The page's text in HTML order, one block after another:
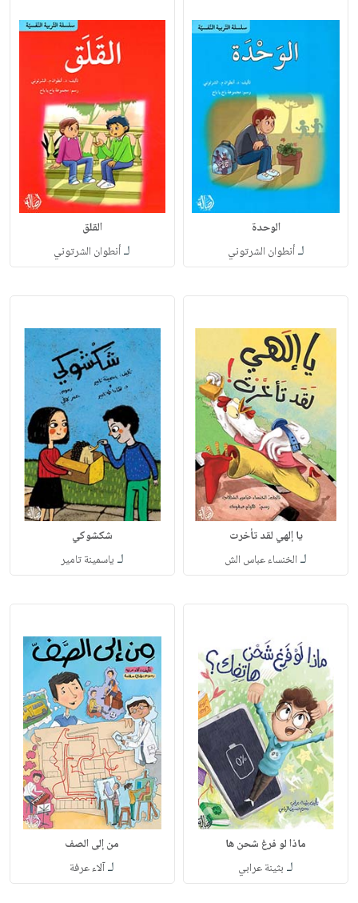
الوحدة
لـأنطوان الشرتوني
القلق
لـأنطوان الشرتوني
يا إلهي لقد تأخرت
لـ الخنساء عباس الش
شكشوكي
لـ ياسمينة تامير
ماذا لو فرغ شحن ها
لـ بثينة عرابي
من إلى الصف
لـآلاء عرفة